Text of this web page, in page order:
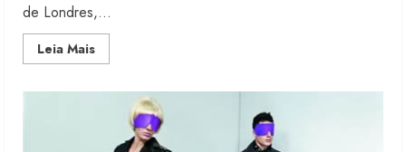
de Londres,...
Leia MaisRead
more
costura